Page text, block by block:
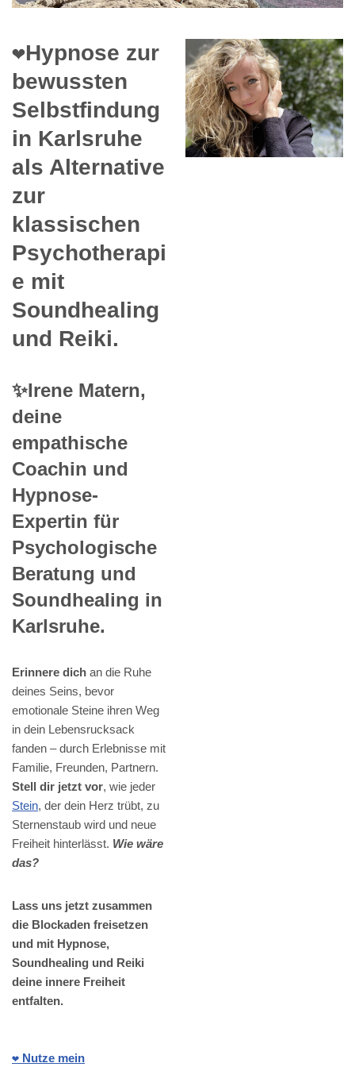
❤️Hypnose zur
bewussten
Selbstfindung
in Karlsruhe
als Alternative
zur
klassischen
Psychotherapi
e mit
Soundhealing
und Reiki.
✨Irene Matern,
deine
empathische
Coachin und
Hypnose-
Expertin für
Psychologische
Beratung und
Soundhealing in
Karlsruhe.
Erinnere dich an die Ruhe
deines Seins, bevor
emotionale Steine ihren Weg
in dein Lebensrucksack
fanden – durch Erlebnisse mit
Familie, Freunden, Partnern.
Stell dir jetzt vor, wie jeder
Stein, der dein Herz trübt, zu
Sternenstaub wird und neue
Freiheit hinterlässt. Wie wäre
das?
Lass uns jetzt zusammen
die Blockaden freisetzen
und mit Hypnose,
Soundhealing und Reiki
deine innere Freiheit
entfalten.
❤️ Nutze mein